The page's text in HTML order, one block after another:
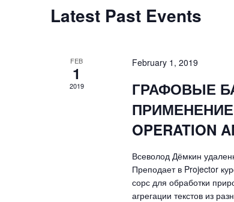
Calendar
of
Latest Past Events
FEB
1
2019
February 1, 2019
ГРАФОВЫЕ
ПРИМЕНЕНИЕ
OPERATION
Всеволод Дёмкин
Преподает в Projector
сорс для обработки
агрегации текстов из